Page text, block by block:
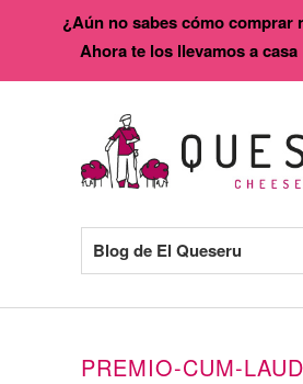
Blog de El Queseru
PREMIO-CUM-
¿Aún no sabes cómo comprar
Ahora te los llevamos a casa